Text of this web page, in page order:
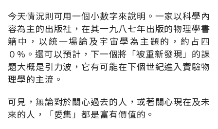
今天情況則可用一個小數字來說明。一家以科學內
容為主的出版社，在其一九八七年出版的物理學書
籍中，以統一場論及宇宙學為主題的，約占四
０%。還可以預計，下一個將「被重新發現」的課
題大概是引力波，它有可能在下個世紀進入實驗物
理學的主流。
可見，無論對於關心過去的人，或著關心現在及未
來的人，「愛集」都是富有價值的。